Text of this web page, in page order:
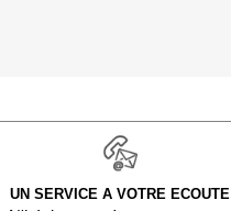
UN SERVICE A VOTRE ECOUTE